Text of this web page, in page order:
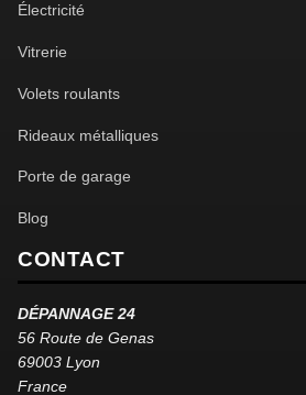
Électricité
Vitrerie
Volets roulants
Rideaux métalliques
Porte de garage
Blog
CONTACT
DÉPANNAGE 24
56 Route de Genas
69003 Lyon
France